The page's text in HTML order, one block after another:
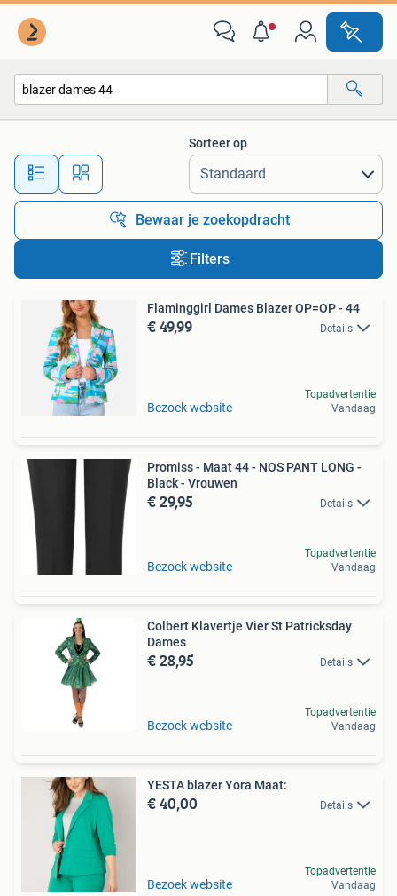
Alle afstanden…
Sorteer op
Bewaar je zoekopdracht
Filters
Flaminggirl Dames Blazer OP=OP - 44
€ 49,99 Details
Bezoek website
Topadvertentie
Vandaag
Promiss - Maat 44 - NOS PANT LONG -
Black - Vrouwen
€ 29,95 Details
Bezoek website
Topadvertentie
Vandaag
Colbert Klavertje Vier St Patricksday
Dames
€ 28,95 Details
Bezoek website
Topadvertentie
Vandaag
YESTA blazer Yora Maat:
€ 40,00 Details
Bezoek website
Topadvertentie
Vandaag